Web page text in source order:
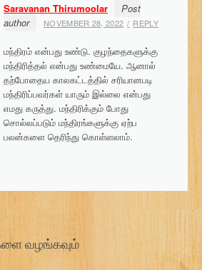
Saravanan Thirumoolar
Post
author
NOVEMBER 28, 2022 REPLY
மந்திரம் என்பது உண்டு. குழந்தைகளுக்கு
மந்திரித்தல் என்பது உண்மையே. ஆனால்
தற்போதைய காலகட்டத்தில் சரியானபடி
மந்திரிப்பவர்கள் யாரும் இல்லை என்பது
எமது கருத்து. மந்திரிக்கும் போது
சொல்லப்படும் மந்திரங்களுக்கு ஏற்ப
பலன்களை தெரிந்து கொள்ளலாம்.
வழங்கவும்